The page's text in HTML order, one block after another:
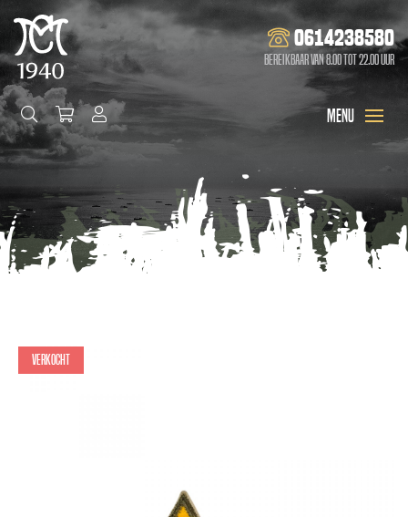
0614238580
Bereikbaar van 8.00 tot 22.00 uur
Verkocht